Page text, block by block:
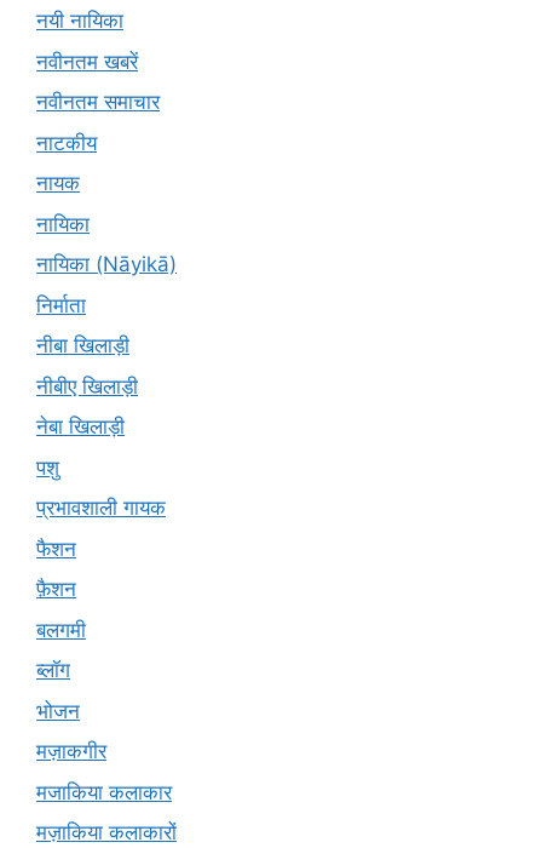
नयी नायिका
नवीनतम खबरें
नवीनतम समाचार
नाटकीय
नायक
नायिका
नायिका (Nāyikā)
निर्माता
नीबा खिलाड़ी
नीबीए खिलाड़ी
नेबा खिलाड़ी
पशु
प्रभावशाली गायक
फैशन
फ़ैशन
बलगमी
ब्लॉग
भोजन
मज़ाकगीर
मजाकिया कलाकार
मज़ाकिया कलाकारों